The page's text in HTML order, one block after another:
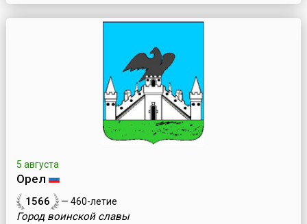
5 августа
Орел
1566 — 460-летие
Город воинской славы